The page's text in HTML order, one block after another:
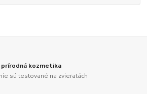
kozmetika
sú testované na zvieratách